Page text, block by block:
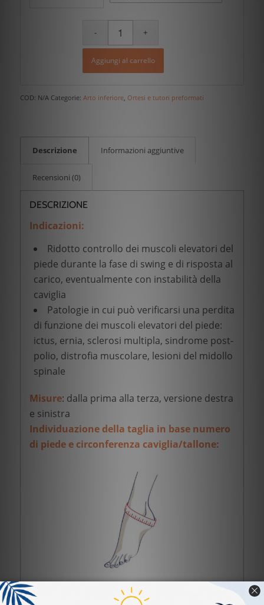
Aggiungi al carrello
COD: N/A Categorie: Arto inferiore, Ortesi e tutori preformati
Descrizione Informazioni aggiuntive
Recensioni (0)
DESCRIZIONE
Indicazioni:
Ridotto controllo dei muscoli elevatori del
piede durante la fase di swing e di risposta al
carico, eventualmente con instabilità della
caviglia
Patologie in cui può verificarsi una perdita
di funzione dei muscoli elevatori del piede:
ictus, ernia, sclerosi multipla, sindrome post-
polio, distrofia muscolare, lesioni del midollo
spinale
Misure: dalla prima alla terza, versione destra
e sinistra
Individuazione della taglia in base numero
di piede e circonferenza caviglia/tallone: